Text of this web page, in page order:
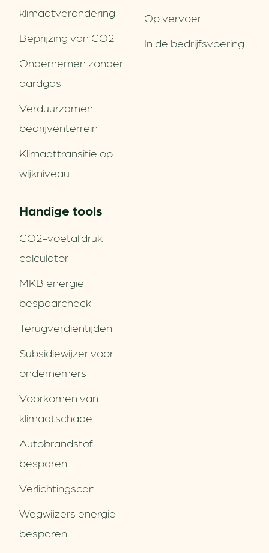
klimaatverandering
Beprijzing van CO2
Ondernemen zonder
aardgas
Verduurzamen
bedrijventerrein
Klimaattransitie op
wijkniveau
Op vervoer
In de bedrijfsvoering
Handige tools
CO2-voetafdruk
calculator
MKB energie
bespaarcheck
Terugverdien­tijden
Subsidiewijzer voor
ondernemers
Voorkomen van
klimaatschade
Autobrandstof
besparen
Verlichtingscan
Wegwijzers energie
besparen